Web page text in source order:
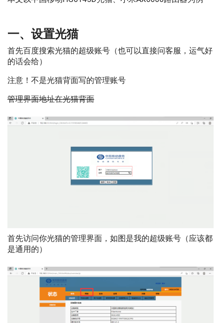
一、设置光猫
首先百度搜索光猫的超级账号（也可以直接问客服，运气好
的话会给）
注意！不是光猫背面写的管理账号
管理界面地址在光猫背面
首先访问你光猫的管理界面，如图是我的超级账号（应该都
是通用的）